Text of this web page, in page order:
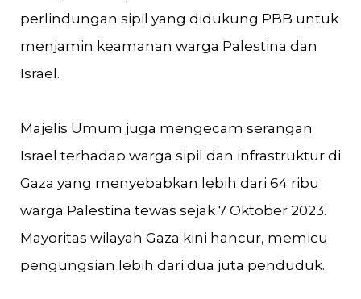
perlindungan sipil yang didukung PBB untuk
menjamin keamanan warga Palestina dan
Israel.
Majelis Umum juga mengecam serangan
Israel terhadap warga sipil dan infrastruktur di
Gaza yang menyebabkan lebih dari 64 ribu
warga Palestina tewas sejak 7 Oktober 2023.
Mayoritas wilayah Gaza kini hancur, memicu
pengungsian lebih dari dua juta penduduk.